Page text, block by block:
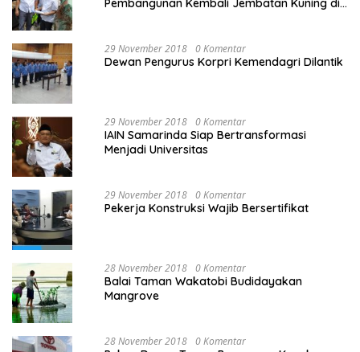
Pembangunan Kembali Jembatan Kuning di
29 November 2018 0 Komentar
Dewan Pengurus Korpri Kemendagri Dilantik
29 November 2018 0 Komentar
IAIN Samarinda Siap Bertransformasi
Menjadi Universitas
29 November 2018 0 Komentar
Pekerja Konstruksi Wajib Bersertifikat
28 November 2018 0 Komentar
Balai Taman Wakatobi Budidayakan
Mangrove
28 November 2018 0 Komentar